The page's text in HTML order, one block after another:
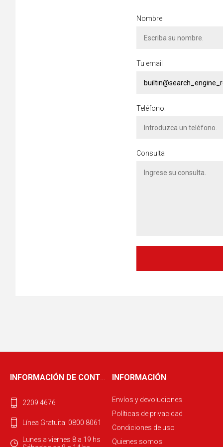
Nombre
Tu email
Teléfono:
Consulta
INFORMACIÓN DE CONTACTO
2209 4676
Línea Gratuita: 0800 8061
Lunes a viernes 8 a 19 hs
INFORMACIÓN
Envíos y devoluciones
Políticas de privacidad
Condiciones de uso
Quienes somos